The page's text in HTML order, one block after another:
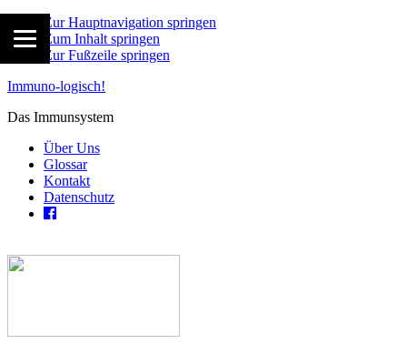
Zur Hauptnavigation springen
Zum Inhalt springen
Zur Fußzeile springen
Immuno-logisch!
Das Immunsystem
Über Uns
Glossar
Kontakt
Datenschutz